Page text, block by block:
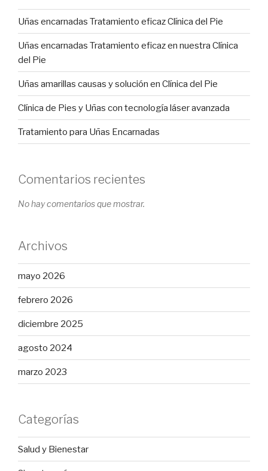
Uñas encarnadas Tratamiento eficaz Clínica del Pie
Uñas encarnadas Tratamiento eficaz en nuestra Clínica
del Pie
Uñas amarillas causas y solución en Clínica del Pie
Clínica de Pies y Uñas con tecnología láser avanzada
Tratamiento para Uñas Encarnadas
Comentarios recientes
No hay comentarios que mostrar.
Archivos
mayo 2026
febrero 2026
diciembre 2025
agosto 2024
marzo 2023
Categorías
Salud y Bienestar